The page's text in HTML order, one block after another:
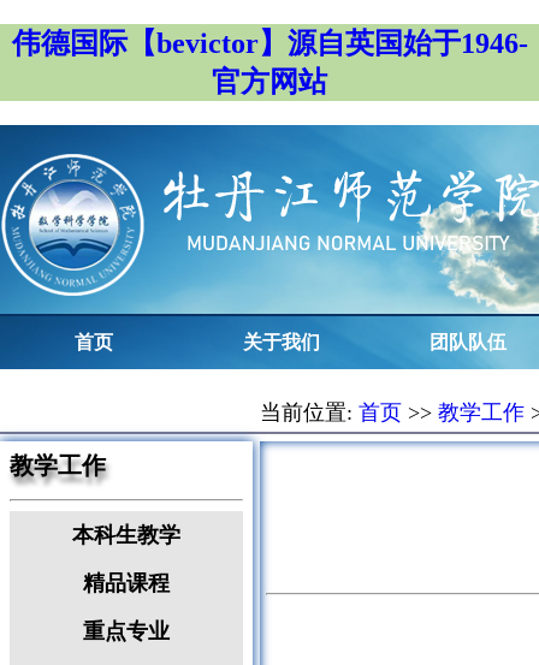
伟德国际【bevictor】源自英国始于1946-
官方网站
首页 关于我们 团队队伍
当前位置: 首页 >> 教学工作
教学工作
本科生教学
精品课程
重点专业